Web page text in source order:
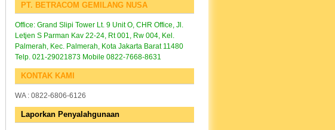
PT. BETRACOM GEMILANG NUSA
Office: Grand Slipi Tower Lt. 9 Unit O, CHR Office, Jl.
Letjen S Parman Kav 22-24, Rt 001, Rw 004, Kel.
Palmerah, Kec. Palmerah, Kota Jakarta Barat 11480
Telp. 021-29021873 Mobile 0822-7668-8631
KONTAK KAMI
WA : 0822-6806-6126
Laporkan Penyalahgunaan